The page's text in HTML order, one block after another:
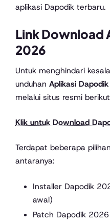
aplikasi Dapodik terbaru.
Link Download
2026
Untuk menghindari
unduhan Aplikasi
melalui situs resmi
Klik untuk Download
Terdapat beberapa
antaranya:
Installer Dapodik
awal)
Patch Dapodik